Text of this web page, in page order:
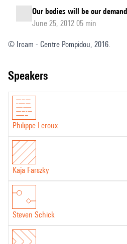
Our bodies will be our
June 25, 2012 05 min
© Ircam - Centre Pompidou, 2016.
speakers
Philippe Leroux
Kaja Farszky
Steven Schick